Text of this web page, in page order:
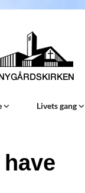
Livets gang